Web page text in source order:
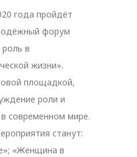
года пройдёт
форум
в
жизни».
площадкой,
роли и
современном мире.
станут:
«Женщина в